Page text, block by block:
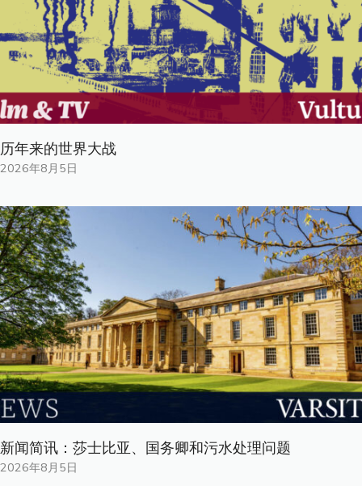
历年来的世界大战
2026年8月5日
新闻简讯：莎士比亚、国务卿和污水处理问题
2026年8月5日